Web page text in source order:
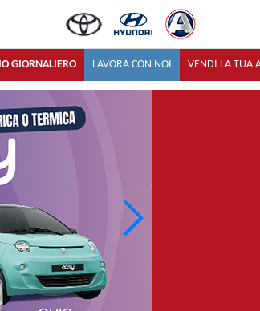
GIORNALIERO LAVORA CON NOI VENDI LA TUA